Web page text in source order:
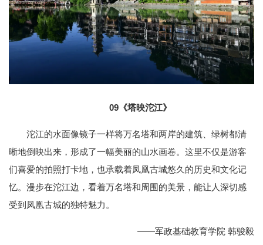
09 《塔映沱江》
沱江的水面像镜子一样将万名塔和两岸的建筑、绿树都清
晰地倒映出来，形成了一幅美丽的山水画卷。这里不仅是游客
们喜爱的拍照打卡地，也承载着凤凰古城悠久的历史和文化记
忆。漫步在沱江边，看着万名塔和周围的美景，能让人深切感
受到凤凰古城的独特魅力。
——军政基础教育学院 韩骏毅